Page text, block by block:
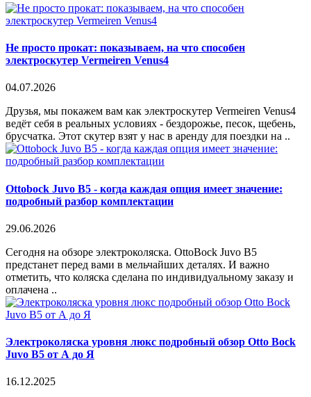
Не просто прокат: показываем, на что способен
электроскутер Vermeiren Venus4
04.07.2026
Друзья, мы покажем вам как электроскутер Vermeiren Venus4
ведёт себя в реальных условиях - бездорожье, песок, щебень,
брусчатка. Этот скутер взят у нас в аренду для поездки на ..
Ottobock Juvo B5 - когда каждая опция имеет значение:
подробный разбор комплектации
29.06.2026
Сегодня на обзоре электроколяска. OttoBock Juvo B5
предстанет перед вами в мельчайших деталях. И важно
отметить, что коляска сделана по индивидуальному заказу и
оплачена ..
Электроколяска уровня люкс подробный обзор Otto Bock
Juvo B5 от А до Я
16.12.2025